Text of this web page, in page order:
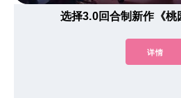
选择3.0回合制新作《桃
详情